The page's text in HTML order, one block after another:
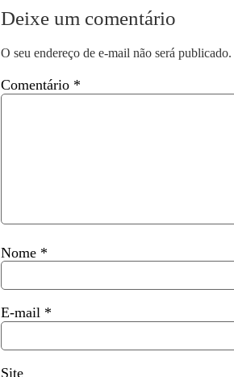
Deixe um comentário
O seu endereço de e-mail não será publicado.
Comentário *
Nome *
E-mail *
Site